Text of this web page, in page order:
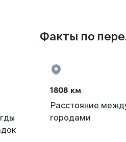
Факты по
1808 км
Расстояние
городами